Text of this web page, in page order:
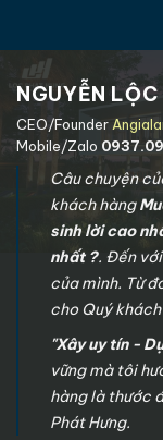
NGUYỄN
CEO/Founder
Mobile/Zalo
Câu chuyện
khách hàng
sinh lời cao
nhất ?. Đến
của mình. Từ
cho Quý
"Xây uy tín -
vững mà tôi
hàng là thước
Phát Hưng.